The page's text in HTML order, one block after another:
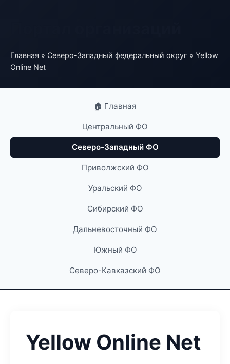
Главная » Северо-Западный федеральный округ » Yellow
Online Net
🏠 Главная
Центральный ФО
Северо-Западный ФО
Приволжский ФО
Уральский ФО
Сибирский ФО
Дальневосточный ФО
Южный ФО
Северо-Кавказский ФО
Yellow Online Net